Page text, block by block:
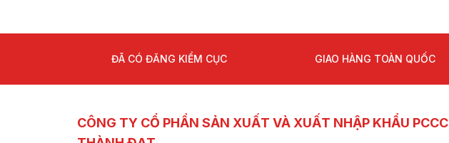
ĐÃ CÓ ĐĂNG KIỂM CỤC GIAO HÀNG TOÀN QUỐC
CÔNG TY CỔ PHẦN SẢN XUẤT VÀ XUẤT NHẬP KHẨU PCCC